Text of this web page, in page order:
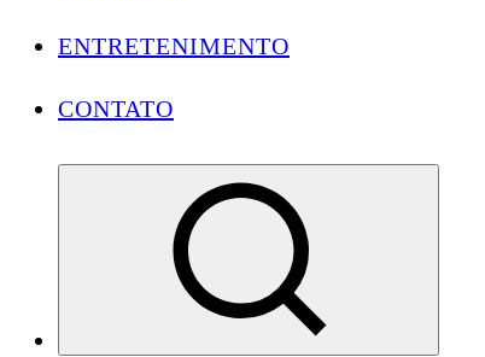
ENTRETENIMENTO
CONTATO
Conectando você às notícias do Brasil e do mundo com rapidez e confiabilidade.